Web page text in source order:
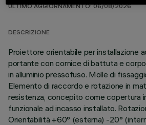
ULTIMO AGGIORNAMENTO: 06/08/2026
DESCRIZIONE
Proiettore orientabile per installazione
portante con cornice di battuta e
in alluminio pressofuso. Molle di
Elemento di raccordo e rotazione in
resistenza, concepito come copertura
funzionale ad incasso installato.
Orientabilità +60° (esterna) -20°